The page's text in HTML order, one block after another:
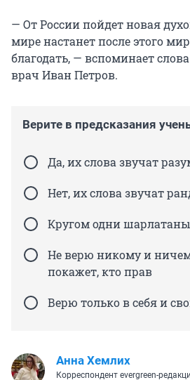
— От России пойдет новая
мире настанет после этого
благодать, — вспоминает
врач Иван Петров.
Верите в предсказания
Да, их слова звучат
Нет, их слова звучат
Кругом одни шарлатаны
Не верю никому и
покажет, кто прав
Верю только в себя и
Анна Хемлих
Корреспондент evergreen-